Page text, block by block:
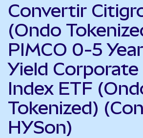
Convertir
(Ondo
PIMCO 0-5
Yield
Index ETF
Tokenized)
HYSon)